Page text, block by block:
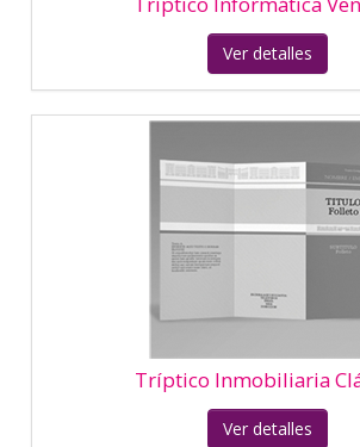
Ver detalles
Ver detalles
Tríptico Inmobiliaria Llaves
Tríptico Restaurante Mediterráneo